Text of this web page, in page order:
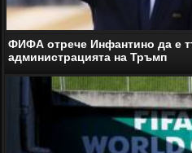
ФИФА отрече Инфантино да е
администрацията на Тръмп